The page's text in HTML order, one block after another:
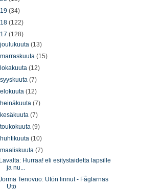
(34)
(122)
(128)
joulukuuta(13)
marraskuuta(15)
lokakuuta(12)
syyskuuta(7)
elokuuta(12)
heinäkuuta(7)
kesäkuuta(7)
toukokuuta(9)
huhtikuuta(10)
maaliskuuta(7)
Lavalta: Hurraa! eli esitystaidetta lapsille
ja nu...
Tenovuo: Utön linnut - Fåglarnas
Utö